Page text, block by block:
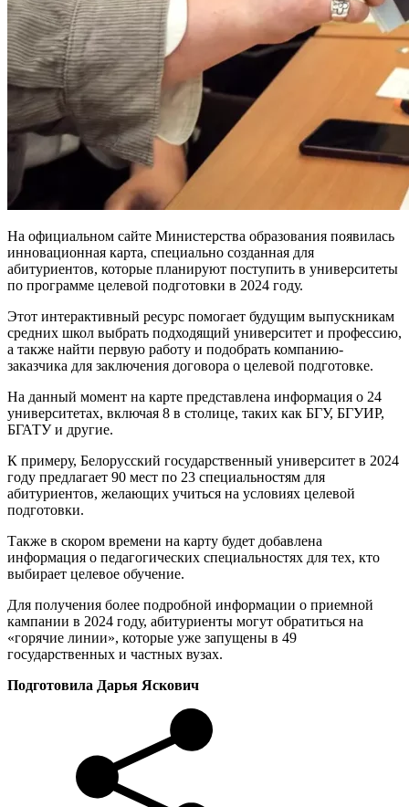
На официальном сайте Министерства образования появилась
инновационная карта, специально созданная для
абитуриентов, которые планируют поступить в университеты
по программе целевой подготовки в 2024 году.
Этот интерактивный ресурс помогает будущим выпускникам
средних школ выбрать подходящий университет и профессию,
а также найти первую работу и подобрать компанию-
заказчика для заключения договора о целевой подготовке.
На данный момент на карте представлена информация о 24
университетах, включая 8 в столице, таких как БГУ, БГУИР,
БГАТУ и другие.
К примеру, Белорусский государственный университет в 2024
году предлагает 90 мест по 23 специальностям для
абитуриентов, желающих учиться на условиях целевой
подготовки.
Также в скором времени на карту будет добавлена
информация о педагогических специальностях для тех, кто
выбирает целевое обучение.
Для получения более подробной информации о приемной
кампании в 2024 году, абитуриенты могут обратиться на
«горячие линии», которые уже запущены в 49
государственных и частных вузах.
Подготовила Дарья Яскович